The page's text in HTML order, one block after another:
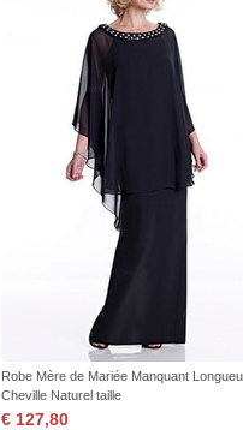
Robe Mère de Mariée Manquant
Cheville Naturel taille
€ 127,80